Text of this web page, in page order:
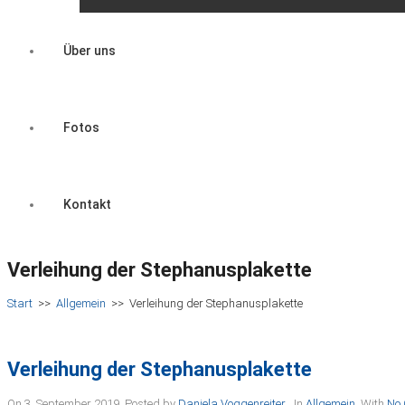
Über uns
Fotos
Kontakt
Verleihung der Stephanusplakette
Start >> Allgemein >> Verleihung der Stephanusplakette
Verleihung der Stephanusplakette